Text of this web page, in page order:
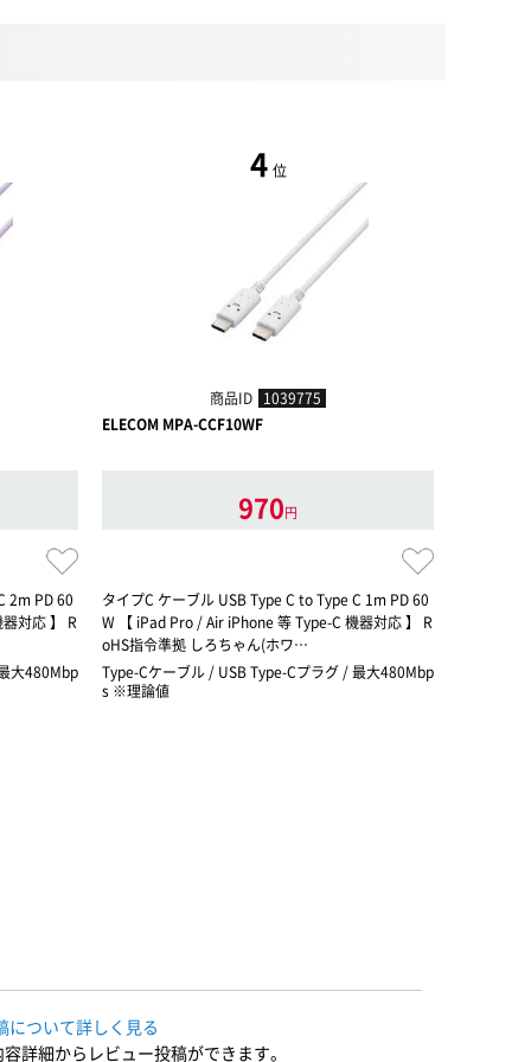
2m PD 60
対応 】 R
大480Mbp
4 位
商品ID 1039775
ELECOM MPA-CCF10WF
970円
タイプC ケーブル USB Type C to Type C 1m PD 60
W 【 iPad Pro / Air iPhone 等 Type-C 機器対応 】 R
oHS指令準拠 しろちゃん(ホワ…
Type-Cケーブル / USB Type-Cプラグ / 最大480Mbp
s ※理論値
について詳しく見る
詳細からレビュー投稿ができます。